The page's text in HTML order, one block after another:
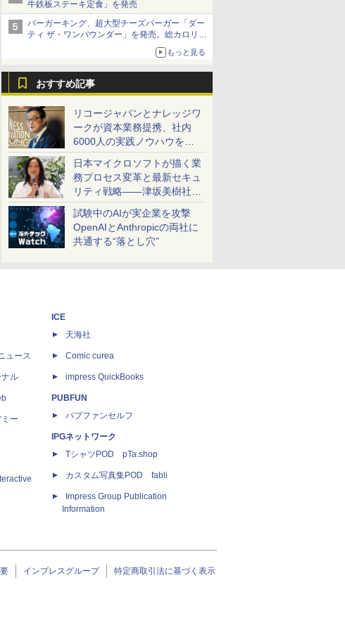
牛鉄板ステーキ定食」を発売
バーガーキング、超大型チーズバーガー「ダー
ティ ザ・ワンパウンダー」を発売。総カロリー
もっと見る
おすすめ記事
リコージャパンとナレッジワ
ークが資本業務提携、社内
6000人の実践ノウハウを生
かした「AI商談記録 for
RICOH」を展開へ
日本マイクロソフトが描く業
務プロセス変革と最新セキュ
リティ戦略――津坂美樹社長
が2027年度戦略を説明
試験中のAIが実企業を攻撃
OpenAIとAnthropicの両社に
共通する“落とし穴”
ュース
ル
ー
ICE
天海社
Comic curea
impress QuickBooks
PUBFUN
パブファンセルフ
IPGネットワーク
TシャツPOD pTa.shop
カスタム写真集POD fabli
Impress Group Publication
Information
インプレスグループ 特定商取引法に基づく表示